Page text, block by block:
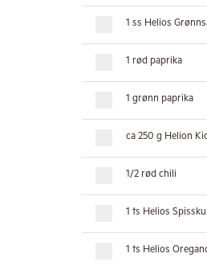
1 ss Helios
1 rød paprika
1 grønn paprika
ca 250 g Helion
1/2 rød chili
1 ts Helios
1 ts Helios